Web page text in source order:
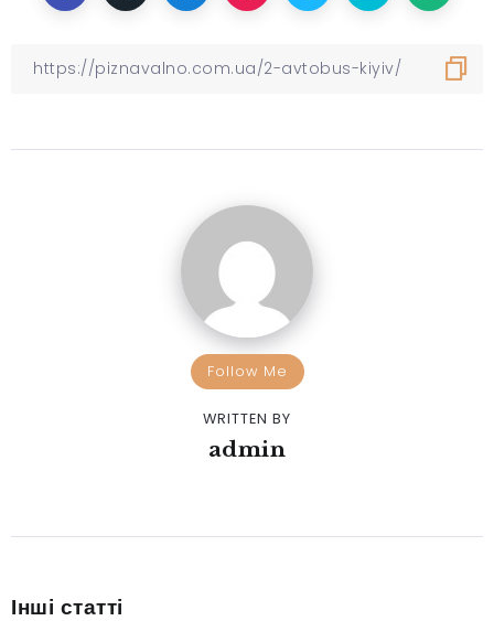
Follow Me
WRITTEN BY
admin
Інші статті